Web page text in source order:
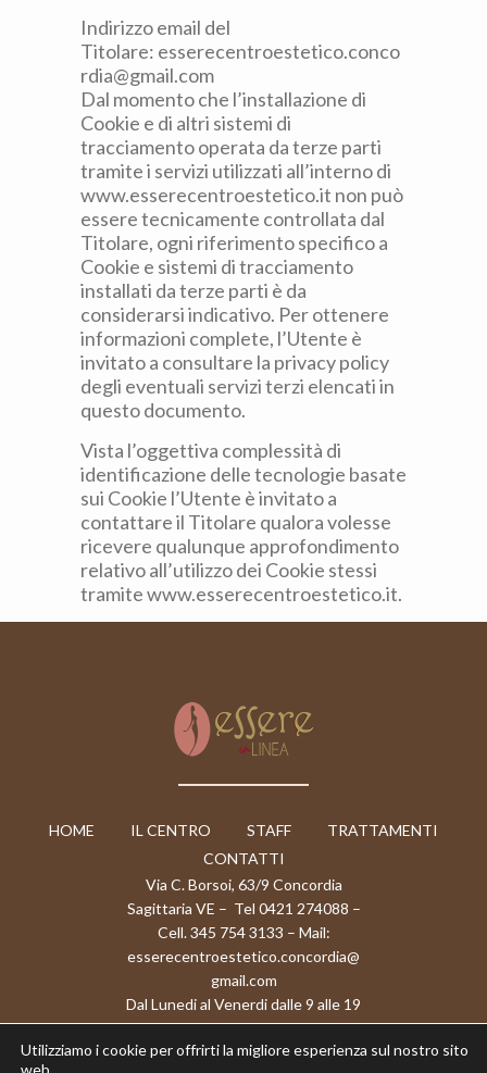
Indirizzo email del
Titolare: esserecentroestetico.conco
rdia@gmail.com
Dal momento che l’installazione di
Cookie e di altri sistemi di
tracciamento operata da terze parti
tramite i servizi utilizzati all’interno di
www.esserecentroestetico.it non può
essere tecnicamente controllata dal
Titolare, ogni riferimento specifico a
Cookie e sistemi di tracciamento
installati da terze parti è da
considerarsi indicativo. Per ottenere
informazioni complete, l’Utente è
invitato a consultare la privacy policy
degli eventuali servizi terzi elencati in
questo documento.
Vista l’oggettiva complessità di
identificazione delle tecnologie basate
sui Cookie l’Utente è invitato a
contattare il Titolare qualora volesse
ricevere qualunque approfondimento
relativo all’utilizzo dei Cookie stessi
tramite www.esserecentroestetico.it.
HOME IL CENTRO STAFF
TRATTAMENTI
CONTATTI
Via C. Borsoi, 63/9 Concordia
Sagittaria VE – Tel 0421 274088 –
Cell. 345 754 3133 – Mail:
esserecentroestetico.concordia@
gmail.com
Dal Lunedi al Venerdi dalle 9 alle 19
– Il Sabato dalle 9 alle 13 – Chiuso
la Domenica
Utilizziamo i cookie per offrirti la migliore esperienza sul nostro sito
web.